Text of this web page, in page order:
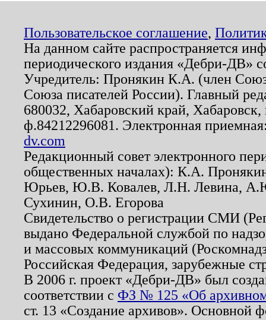
Пользовательское соглашение,
На данном сайте распространяется
периодического издания «Дебри-ДВ»
Учредитель: Пронякин К.А. (член
Союза писателей России). Главный
680032, Хабаровский край,
ф.84212296081. Электронная
dv.com
Редакционный совет электронного
общественных началах): К.А.
Юрьев, Ю.В. Ковалев, Л.Н. Левина,
Сухинин, О.В. Егорова
Свидетельство о регистрации СМИ
выдано Федеральной службой по
и массовых коммуникаций
Российская Федерация, зарубежные
В 2006 г. проект «Дебри-ДВ» был
соответствии с ФЗ № 125 «Об
ст. 13 «Создание архивов». Основной